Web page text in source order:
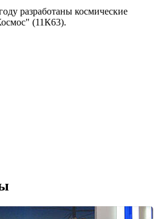
разработаны космические
(11К63).